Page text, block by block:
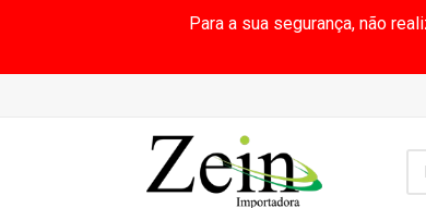
Para a sua segurança, não